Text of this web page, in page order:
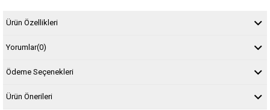
Ürün Özellikleri
Yorumlar(0)
Ödeme Seçenekleri
Ürün Önerileri